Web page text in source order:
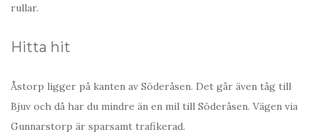
rullar.
Hitta hit
Åstorp ligger på kanten av Söderåsen. Det går även tåg till
Bjuv och då har du mindre än en mil till Söderåsen. Vägen via
Gunnarstorp är sparsamt trafikerad.